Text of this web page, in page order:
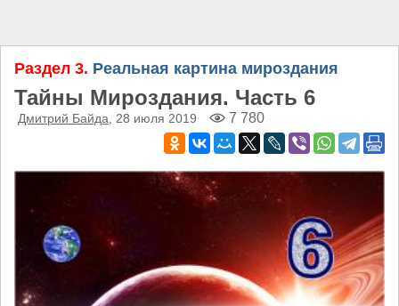
Раздел 3. Реальная картина мироздания
Тайны Мироздания. Часть 6
Дмитрий Байда , 28 июля 2019 7 780